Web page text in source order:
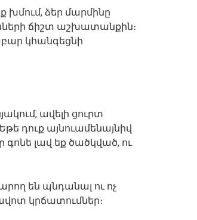
խմում, ձեր մարմինը
ճիշտ աշխատանքին։
կհանգեցնի
ավելի ցուրտ
դուք այնուամենայնիվ
գոնե լավ եք ծածկված, ու
են պնդանալ ու ոչ
կրճատումներ։